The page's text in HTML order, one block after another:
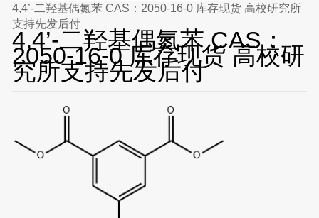
4,4’-二羟基偶氮苯 CAS：2050-16-0 库存现货 高校研究所
支持先发后付
4,4’-二羟基偶氮苯 CAS：
2050-16-0 库存现货 高校研
究所支持先发后付